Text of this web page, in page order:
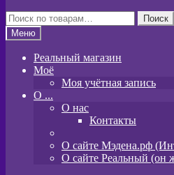
Искать:
Поиск
Меню
Реальный магазин
Моё
Моя учётная запись
O ...
О нас
Контакты
О сайте Мэдена.рф
О сайте Реальный (он